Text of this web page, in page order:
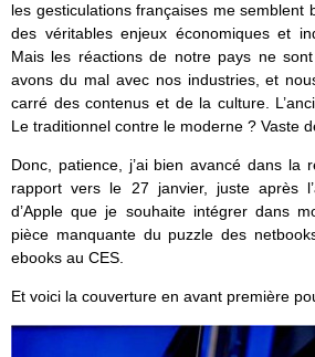
les gesticulations françaises me semblent
des véritables enjeux économiques et
Mais les réactions de notre pays ne
avons du mal avec nos industries, et
carré des contenus et de la culture.
Le traditionnel contre le moderne ? Vaste
Donc, patience, j’ai bien avancé dans la
rapport vers le 27 janvier, juste après
d’Apple que je souhaite intégrer dans
pièce manquante du puzzle des
ebooks au CES.
Et voici la couverture en avant première